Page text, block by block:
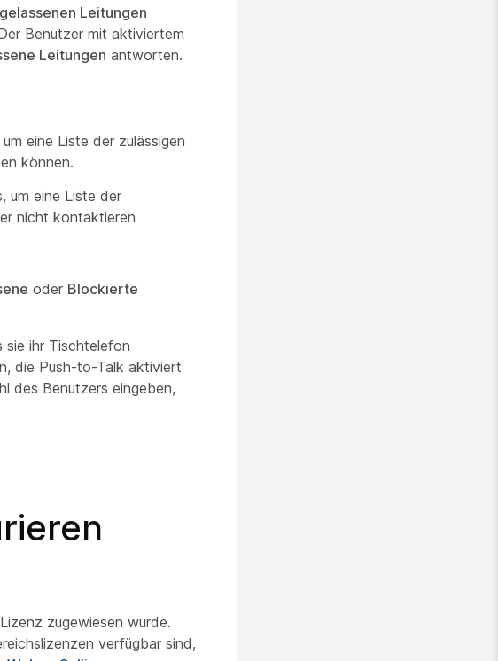
Leitungen
Benutzer mit aktiviertem
Leitungen antworten.
eine Liste der zulässigen
können.
um eine Liste der
nicht kontaktieren
oder Blockierte
sie ihr Tischtelefon
die Push-to-Talk aktiviert
des Benutzers eingeben,
zugewiesen wurde.
verfügbar sind,